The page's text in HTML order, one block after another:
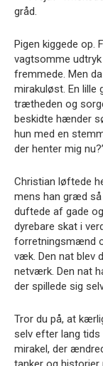
gråd.
Pigen kiggede op.
vagtsomme
fremmede. Men
mirakuløst. En
trætheden og
beskidte hænder
hun med en
der henter mig
Christian løftede
mens han græd så
duftede af gade
dyrebare skat i
forretningsmænd
væk. Den nat blev
netværk. Den nat
der spillede sig
Tror du på, at
selv efter lang tids
mirakel, der